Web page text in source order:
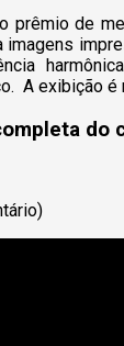
prêmio de
A exibição é
do